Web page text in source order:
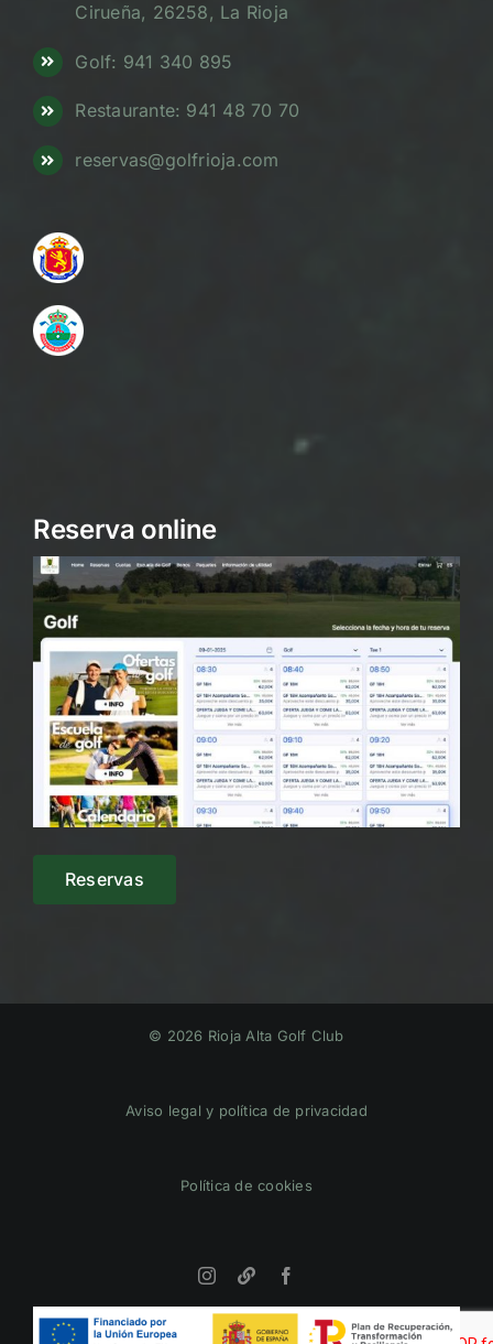
Cirueña, 26258, La Rioja
Golf: 941 340 895
Restaurante: 941 48 70 70
reservas@golfrioja.com
Reserva online
Reservas
© 2026 Rioja Alta Golf Club
Aviso legal y política de privacidad
Política de cookies